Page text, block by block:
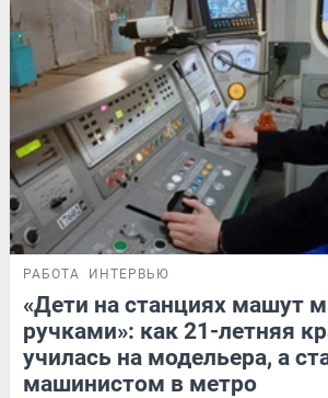
РАБОТА ИНТЕРВЬЮ
«Дети на станциях машут
ручками»: как 21-летняя
училась на модельера, а
машинистом в метро